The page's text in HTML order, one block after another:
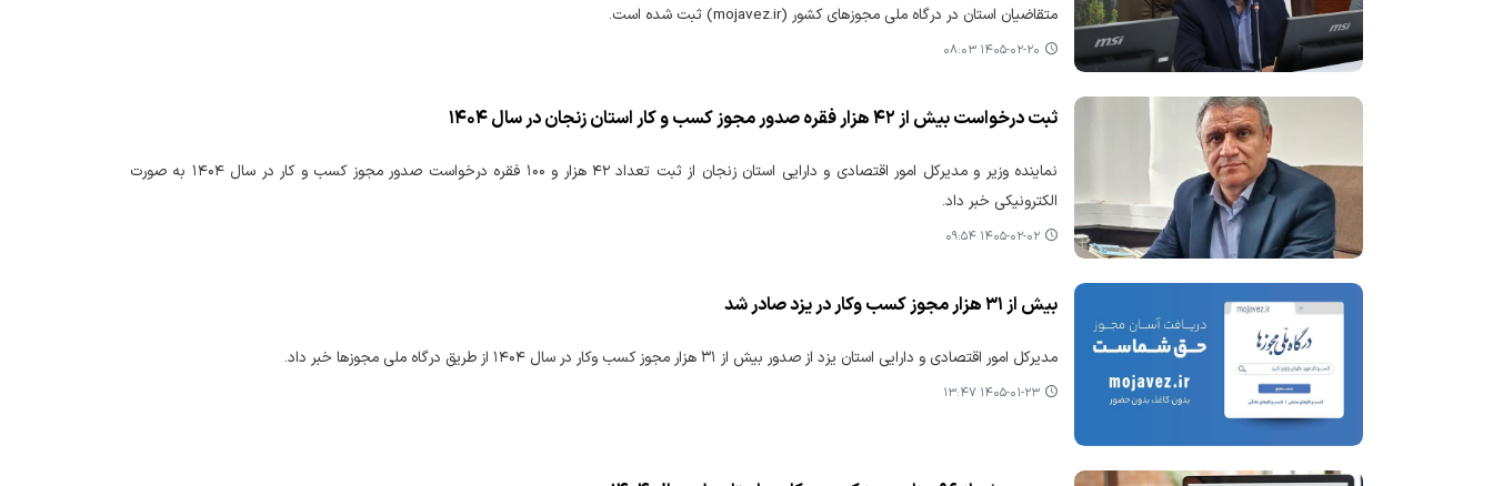
متقاضیان استان در درگاه ملی مجوزهای کشور (mojavez.ir) ثبت شده است.
۱۴۰۵-۰۲-۲۰ ۰۸:۰۳
ثبت درخواست بیش از ۴۲ هزار فقره صدور مجوز کسب و کار استان زنجان در سال ۱۴۰۴
نماینده وزیر و مدیرکل امور اقتصادی و دارایی استان زنجان از ثبت تعداد ۴۲ هزار و ۱۰۰ فقره درخواست صدور مجوز کسب و کار در سال ۱۴۰۴ به صورت
الکترونیکی خبر داد.
۱۴۰۵-۰۲-۰۲ ۰۹:۵۴
بیش از ۳۱ هزار مجوز کسب‌ وکار در یزد صادر شد
مدیرکل امور اقتصادی و دارایی استان یزد از صدور بیش از ۳۱ هزار مجوز کسب ‌وکار در سال ۱۴۰۴ از طریق درگاه ملی مجوزها خبر داد.
۱۴۰۵-۰۱-۲۳ ۱۳:۴۷